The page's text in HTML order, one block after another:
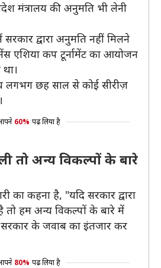
मंत्रालय की अनुमति भी लेनी
द्वारा अनुमति नहीं मिलने
एशिया कप टूर्नामेंट का आयोजन
लगभग छह साल से कोई सीरीज़
60% पढ़ लिया है
तो अन्य विकल्पों के बारे
का कहना है, "यदि सरकार द्वारा
तो हम अन्य विकल्पों के बारे में
के जवाब का इंतजार कर
80% पढ़ लिया है